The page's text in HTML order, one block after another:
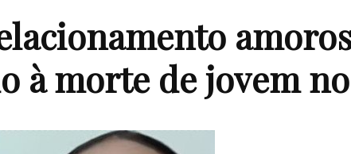
News
à morte de jovem